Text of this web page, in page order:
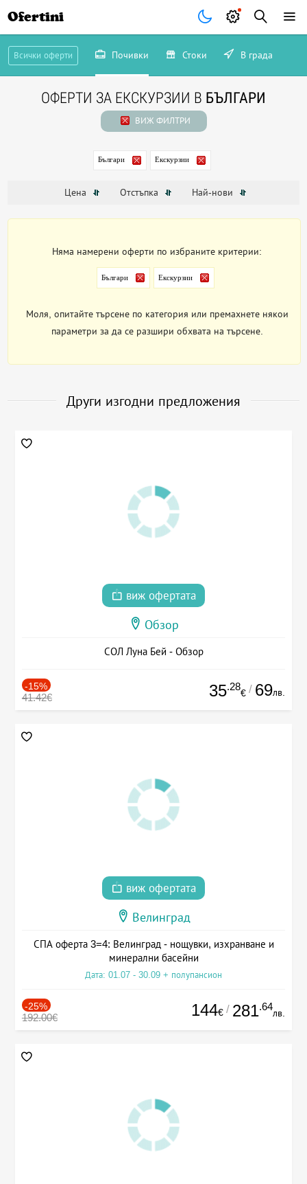
Ofertini
Всички оферти Почивки Стоки В града
ОФЕРТИ ЗА ЕКСКУРЗИИ В БЪЛГАРИ
ВИЖ ФИЛТРИ
Българи Екскурзии
Цена Отстъпка Най-нови
Няма намерени оферти по избраните критерии:
Българи Екскурзии
Моля, опитайте търсене по категория или премахнете някои
параметри за да се разшири обхвата на търсене.
Други изгодни предложения
виж офертата
Обзор
СОЛ Луна Бей - Обзор
-15%
41.42€ 35.28
€ / 69лв.
виж офертата
Велинград
СПА оферта 3=4: Велинград - нощувки, изхранване и
минерални басейни
Дата: 01.07 - 30.09 + полупансион
-25%
192.00€ 144€ / 281.64
лв.